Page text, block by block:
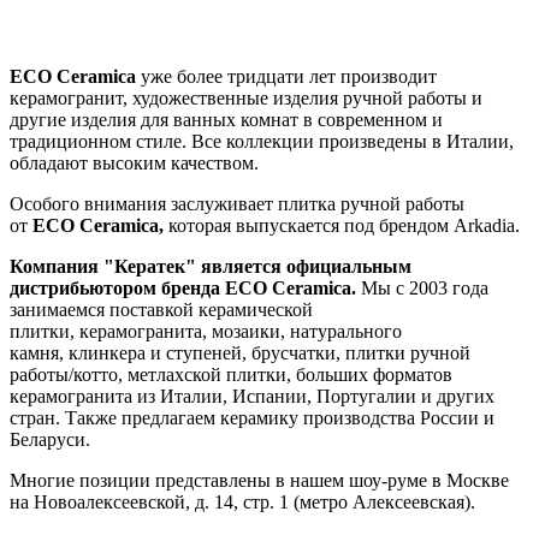
ECO Ceramica уже более тридцати лет производит
керамогранит, художественные изделия ручной работы и
другие изделия для ванных комнат в современном и
традиционном стиле. Все коллекции произведены в Италии,
обладают высоким качеством.
Особого внимания заслуживает плитка ручной работы
от ECO Ceramica, которая выпускается под брендом Arkadia.
Компания "Кератек" является официальным
дистрибьютором бренда ECO Ceramica. Мы с 2003 года
занимаемся поставкой керамической
плитки, керамогранита, мозаики, натурального
камня, клинкера и ступеней, брусчатки, плитки ручной
работы/котто, метлахской плитки, больших форматов
керамогранита из Италии, Испании, Португалии и других
стран. Также предлагаем керамику производства России и
Беларуси.
Многие позиции представлены в нашем шоу-руме в Москве
на Новоалексеевской, д. 14, стр. 1 (метро Алексеевская).